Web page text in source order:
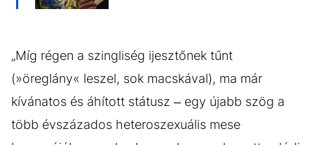
„Míg régen a szingliség ijesztőnek tűnt
(»öreglány« leszel, sok macskával), ma már
kívánatos és áhított státusz – egy újabb szög a
több évszázados heteroszexuális mese